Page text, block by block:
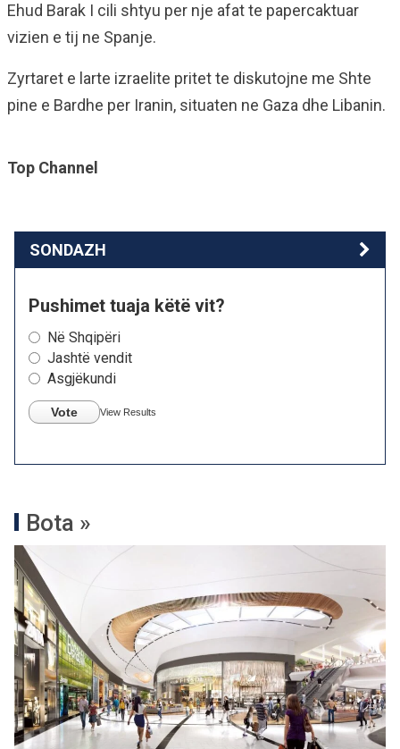
Ehud Barak I cili shtyu per nje afat te papercaktuar
vizien e tij ne Spanje.
Zyrtaret e larte izraelite pritet te diskutojne me Shte
pine e Bardhe per Iranin, situaten ne Gaza dhe Libanin.
Top Channel
SONDAZH
Pushimet tuaja këtë vit?
Në Shqipëri
Jashtë vendit
Asgjëkundi
Vote View Results
Bota »